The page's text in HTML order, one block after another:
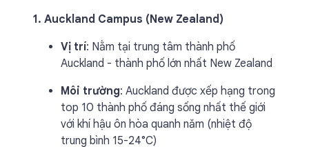
1. Auckland Campus (New Zealand)
Vị trí: Nằm tại trung tâm thành phố
Auckland - thành phố lớn nhất New Zealand
Môi trường: Auckland được xếp hạng trong
top 10 thành phố đáng sống nhất thế giới
với khí hậu ôn hòa quanh năm (nhiệt độ
trung bình 15-24°C)